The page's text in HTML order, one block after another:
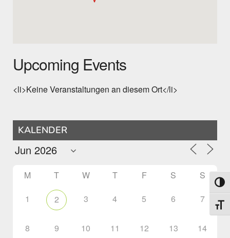
Upcoming Events
<li>Keine Veranstaltungen an diesem Ort</li>
KALENDER
M T W T F S S
1 2 3 4 5 6 7
8 9 10 11 12 13 14